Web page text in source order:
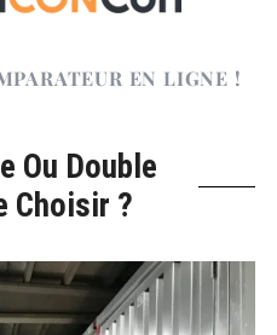
EN LIGNE !
Ou Double
Choisir ?